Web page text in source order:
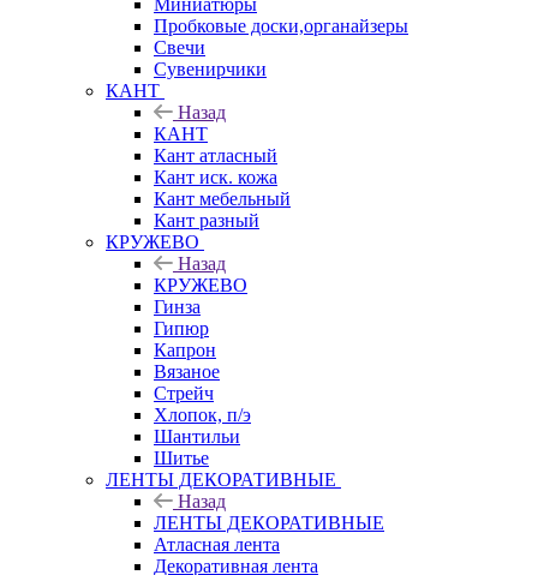
Миниатюры
Пробковые доски,органайзеры
Свечи
Сувенирчики
КАНТ
Назад
КАНТ
Кант атласный
Кант иск. кожа
Кант мебельный
Кант разный
КРУЖЕВО
Назад
КРУЖЕВО
Гинза
Гипюр
Капрон
Вязаное
Стрейч
Хлопок, п/э
Шантильи
Шитье
ЛЕНТЫ ДЕКОРАТИВНЫЕ
Назад
ЛЕНТЫ ДЕКОРАТИВНЫЕ
Атласная лента
Декоративная лента